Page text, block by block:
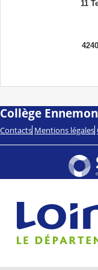
11
Collège
Contacts Mentions légales